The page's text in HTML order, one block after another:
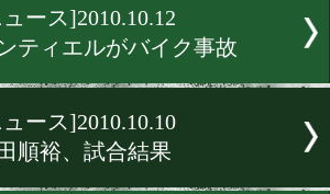
WV2が11回TKO防衛
V・クリチコが大差判定で